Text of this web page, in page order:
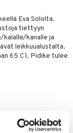
Eva Sololta.
tiettyyn
kalalle/kanalle ja
leikkuualustalta.
65 C). Pidike tulee